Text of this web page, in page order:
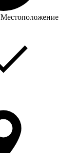
Местоположение